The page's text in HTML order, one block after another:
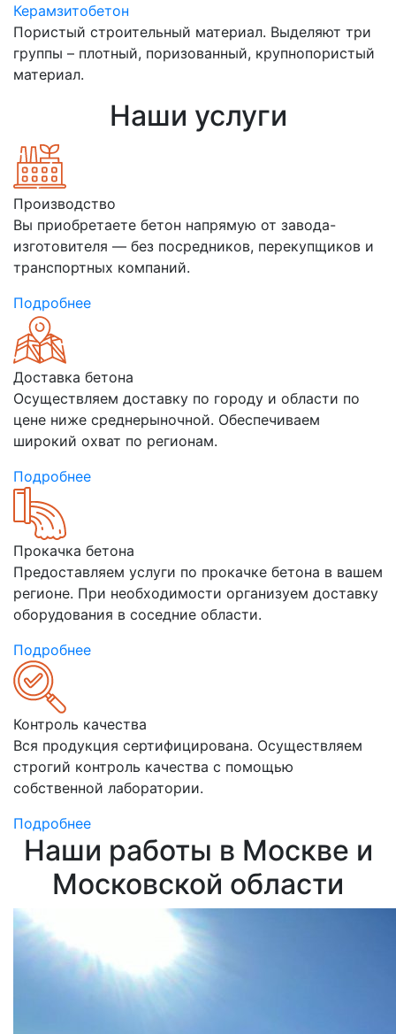
Керамзитобетон
Пористый строительный материал. Выделяют три
группы – плотный, поризованный, крупнопористый
материал.
Наши услуги
Производство
Вы приобретаете бетон напрямую от завода-
изготовителя — без посредников, перекупщиков и
транспортных компаний.
Подробнее
Доставка бетона
Осуществляем доставку по городу и области по
цене ниже среднерыночной. Обеспечиваем
широкий охват по регионам.
Подробнее
Прокачка бетона
Предоставляем услуги по прокачке бетона в вашем
регионе. При необходимости организуем доставку
оборудования в соседние области.
Подробнее
Контроль качества
Вся продукция сертифицирована. Осуществляем
строгий контроль качества с помощью
собственной лаборатории.
Подробнее
Наши работы в Москве и
Московской области